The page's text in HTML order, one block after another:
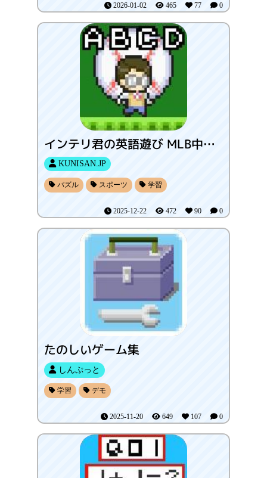
2026-01-02 465 77 0
インテリ君の英語遊び MLB中継編
KUNISAN.JP
パズル スポーツ 学習
2025-12-22 472 90 0
たのしいゲーム集
しんぷっと
学習 デモ
2025-11-20 649 107 0